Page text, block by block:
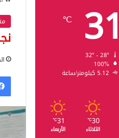
31
℃
100%
5.12 كيلومتر/ساعة
30
℃
الثلاثاء
31
℃
الأربعاء